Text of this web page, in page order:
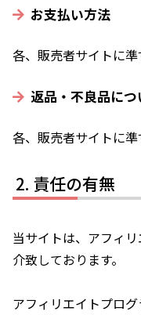
お支払い方法
各、販売者サイトに準
返品・不良品につ
各、販売者サイトに準
責任の有無
当サイトは、アフィ
介致しております。
アフィリエイトプロ